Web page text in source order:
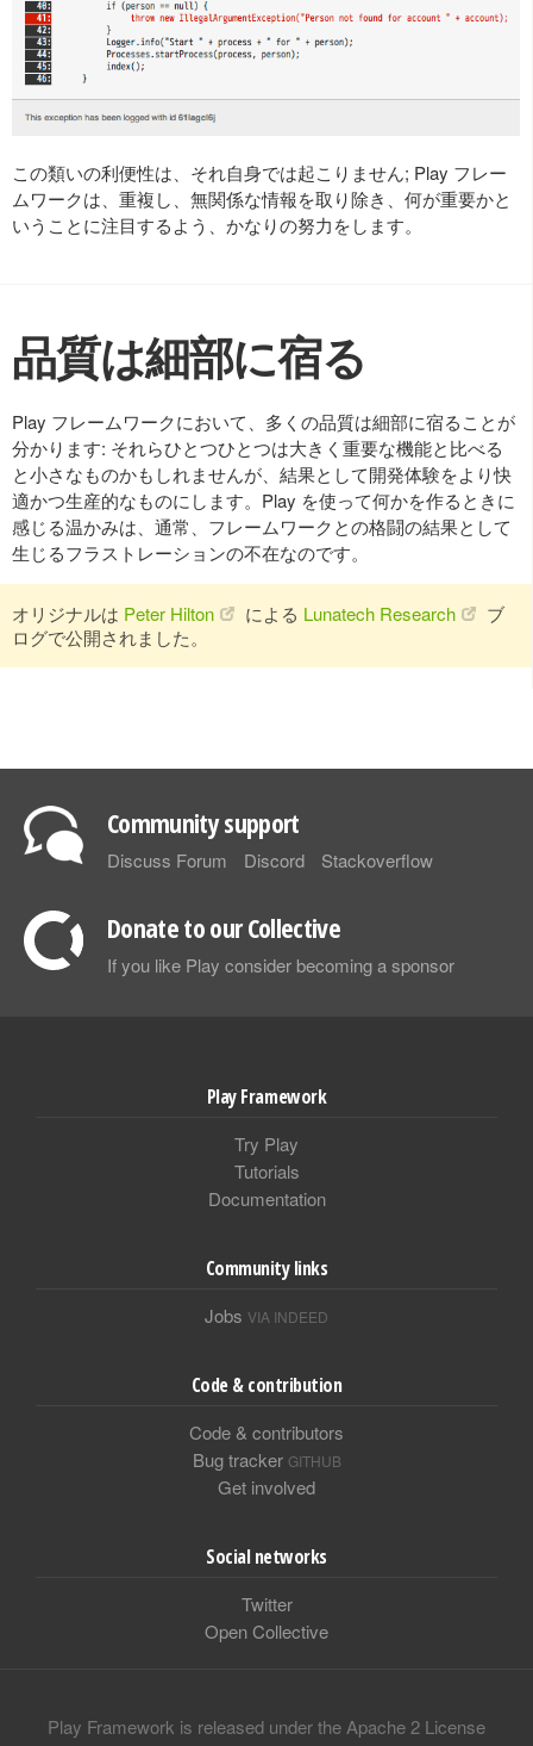
この類いの利便性は、それ自身では起こりません; Play フレー
ムワークは、重複し、無関係な情報を取り除き、何が重要かと
いうことに注目するよう、かなりの努力をします。
品質は細部に宿る
Play フレームワークにおいて、多くの品質は細部に宿ることが
分かります: それらひとつひとつは大きく重要な機能と比べる
と小さなものかもしれませんが、結果として開発体験をより快
適かつ生産的なものにします。Play を使って何かを作るときに
感じる温かみは、通常、フレームワークとの格闘の結果として
生じるフラストレーションの不在なのです。
オリジナルは Peter Hilton による Lunatech Research
ブ
ログで公開されました。
Community support
Discuss Forum Discord Stackoverflow
Donate to our Collective
If you like Play consider becoming a sponsor
Play Framework
Try Play
Tutorials
Documentation
Community links
Jobs VIA INDEED
Code & contribution
Code & contributors
Bug tracker GITHUB
Get involved
Social networks
Twitter
Open Collective
Play Framework is released under the Apache 2 License